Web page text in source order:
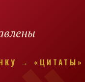
→ «ЦИТАТЫ»